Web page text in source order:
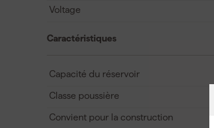
Voltage
Caractéristiques
Capacité du réservoir
Classe poussière
Convient pour la construction